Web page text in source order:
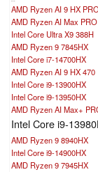
AMD Ryzen AI 9 HX
AMD Ryzen AI Max
Intel Core Ultra X9 388H
AMD Ryzen 9 7845HX
Intel Core i7-14700HX
AMD Ryzen AI 9 HX 470
Intel Core i9-13900HX
Intel Core i9-13950HX
AMD Ryzen AI Max+
Intel Core i9-
AMD Ryzen 9 8940HX
Intel Core i9-14900HX
AMD Ryzen 9 7945HX